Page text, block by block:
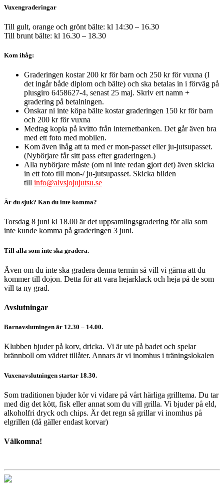
Vuxengraderingar
Till gult, orange och grönt bälte: kl 14:30 – 16.30
Till brunt bälte: kl 16.30 – 18.30
Kom ihåg:
Graderingen kostar 200 kr för barn och 250 kr för vuxna (I
det ingår både diplom och bälte) och ska betalas in i förväg på
plusgiro 6458627-4, senast 25 maj. Skriv ert namn +
gradering på betalningen.
Önskar ni inte köpa bälte kostar graderingen 150 kr för barn
och 200 kr för vuxna
Medtag kopia på kvitto från internetbanken. Det går även bra
med ett foto med mobilen.
Kom även ihåg att ta med er mon-passet eller ju-jutsupasset.
(Nybörjare får sitt pass efter graderingen.)
Alla nybörjare måste (om ni inte redan gjort det) även skicka
in ett foto till mon-/ ju-jutsupasset. Skicka bilden
till info@alvsjojujutsu.se
Är du sjuk? Kan du inte komma?
Torsdag 8 juni kl 18.00 är det uppsamlingsgradering för alla som
inte kunde komma på graderingen 3 juni.
Till alla som inte ska gradera.
Även om du inte ska gradera denna termin så vill vi gärna att du
kommer till dojon. Detta för att vara hejarklack och heja på de som
vill ta ny grad.
Avslutningar
Barnavslutningen är 12.30 – 14.00.
Klubben bjuder på korv, dricka. Vi är ute på badet och spelar
brännboll om vädret tillåter. Annars är vi inomhus i träningslokalen
Vuxenavslutningen startar 18.30.
Som traditionen bjuder kör vi vidare på vårt härliga grilltema. Du tar
med dig det kött, fisk eller annat som du vill grilla. Vi bjuder på eld,
alkoholfri dryck och chips. Är det regn så grillar vi inomhus på
elgrillen (då gäller endast korvar)
Välkomna!